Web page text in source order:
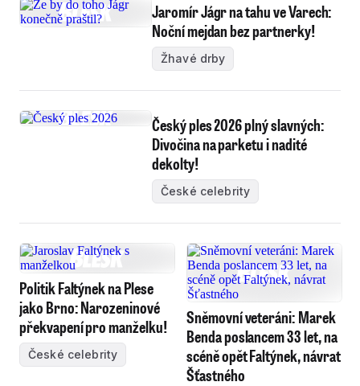
Jaromír Jágr na tahu ve Varech:
Noční mejdan bez partnerky!
Žhavé drby
Český ples 2026 plný slavných:
Divočina na parketu i nadité
dekolty!
České celebrity
Politik Faltýnek na Plese
jako Brno: Narozeninové
překvapení pro manželku!
České celebrity
Sněmovní veteráni: Marek
Benda poslancem 33 let, na
scéně opět Faltýnek, návrat
Šťastného